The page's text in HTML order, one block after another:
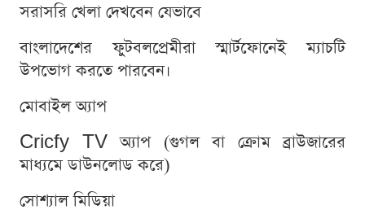
সরাসরি খেলা দেখবেন যেভাবে
বাংলাদেশের ফুটবলপ্রেমীরা স্মার্টফোনেই ম্যাচটি
উপভোগ করতে পারবেন।
মোবাইল অ্যাপ
Cricfy TV অ্যাপ (গুগল বা ক্রোম ব্রাউজারের
মাধ্যমে ডাউনলোড করে)
সোশ্যাল মিডিয়া